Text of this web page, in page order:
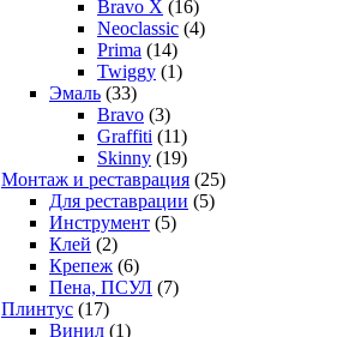
Bravo X (16)
Neoclassic (4)
Prima (14)
Twiggy (1)
Эмаль (33)
Bravo (3)
Graffiti (11)
Skinny (19)
Монтаж и реставрация (25)
Для реставрации (5)
Инструмент (5)
Клей (2)
Крепеж (6)
Пена, ПСУЛ (7)
Плинтус (17)
Винил (1)